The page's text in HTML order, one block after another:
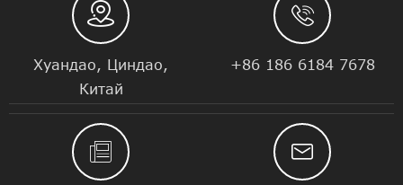

Хуандао, Циндао,
Китай

+86 186 6184 7678
 